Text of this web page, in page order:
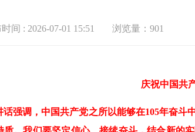
间 : 2026-07-01 15:51 浏览量：901
庆祝中国共
话强调，中国共产党之所以能够在105年奋